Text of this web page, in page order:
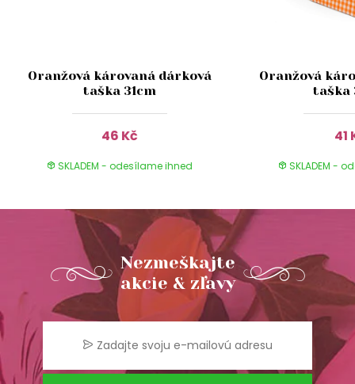
Oranžová károvaná dárková
taška 31cm
46 Kč
SKLADEM - odesílame ihned
Oranžová
taška
41
SKLADEM -
Nezmeškajte
akcie & zľavy